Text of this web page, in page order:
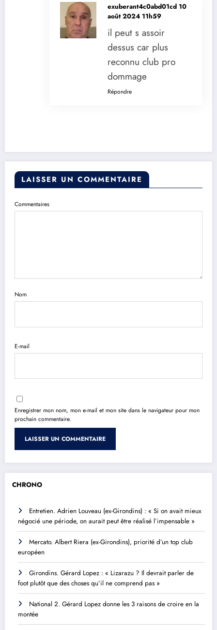
exuberant4c0abd01cd 10
août 2024 11h59
il peut s assoir
dessus car plus
reconnu club pro
dommage
Répondre
LAISSER UN COMMENTAIRE
Commentaires
Nom
E-mail
Enregistrer mon nom, mon e-mail et mon site dans le navigateur pour mon
prochain commentaire.
CHRONO
Entretien. Adrien Louveau (ex-Girondins) : « Si on avait mieux
négocié une période, on aurait peut être réalisé l’impensable »
Mercato. Albert Riera (ex-Girondins), priorité d’un top club
européen
Girondins. Gérard Lopez : « Lizarazu ? Il devrait parler de
foot plutôt que des choses qu’il ne comprend pas »
National 2. Gérard Lopez donne les 3 raisons de croire en la
montée